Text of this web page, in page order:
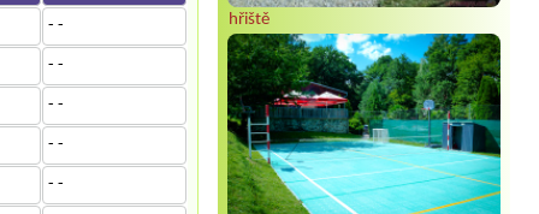
hřiště
- -
- -
- -
- -
- -